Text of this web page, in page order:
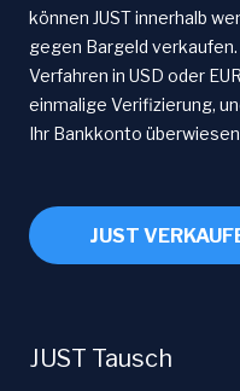
können JUST innerhalb
gegen Bargeld
Verfahren in USD oder
einmalige Verifizierung,
Ihr Bankkonto
JUST
JUST Tausch